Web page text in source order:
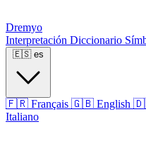
Dremyo
Interpretación Diccionario
🇪🇸 es
🇫🇷 Français 🇬🇧 English
Italiano